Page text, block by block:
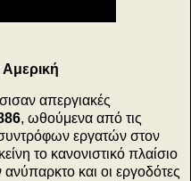
απεργιακές
, ωθούμενα από τις
συντρόφων εργατών στον
το κανονιστικό πλαίσιο
και οι εργοδότες